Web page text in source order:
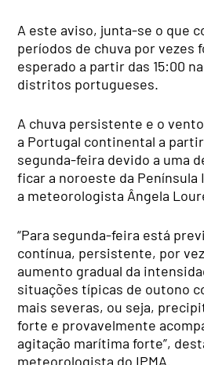
A este aviso, junta-se o que
períodos de chuva por
esperado a partir das 15:00
distritos portugueses.
A chuva persistente e o
a Portugal continental a
segunda-feira devido a uma
ficar a noroeste da Península
a meteorologista Ângela
“Para segunda-feira está
contínua, persistente, por
aumento gradual da
situações típicas de outono
mais severas, ou seja,
forte e provavelmente
agitação marítima forte”,
meteorologista do IPMA.